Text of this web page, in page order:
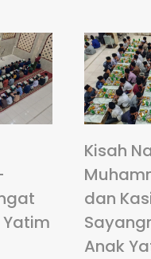
Kisah
dan
Anak